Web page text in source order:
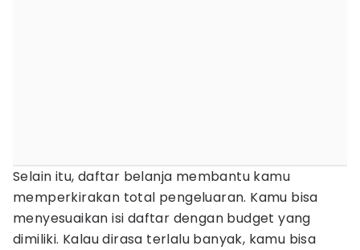
Selain itu, daftar belanja membantu kamu
memperkirakan total pengeluaran. Kamu bisa
menyesuaikan isi daftar dengan budget yang
dimiliki. Kalau dirasa terlalu banyak, kamu bisa